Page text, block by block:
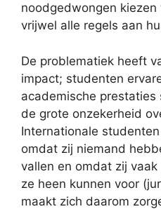
noodgedwongen
vrijwel alle regels aan
De problematiek heeft
impact; studenten
academische
de grote onzekerheid
Internationale
omdat zij niemand
vallen en omdat zij
ze heen kunnen voor
maakt zich daarom